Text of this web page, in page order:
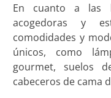
En cuanto a las
acogedoras y
comodidades y
únicos, como
gourmet, suelos
cabeceros de cama